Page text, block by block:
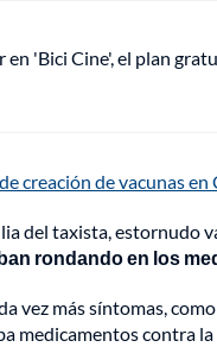
'Bici Cine', el plan
creación de vacunas
del taxista, estornudo
rondando en los
vez más síntomas,
medicamentos contra